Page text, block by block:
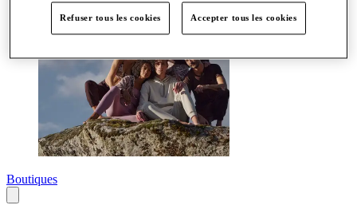
Boutiques
Refuser tous les cookies Accepter tous les cookies